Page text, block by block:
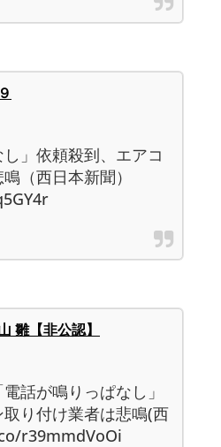
し」依頼殺到、エアコ
（西日本新聞）
雛【非公認】
話が鳴りっぱなし」
り付け業者は悲鳴(西
r39mmdVoOi